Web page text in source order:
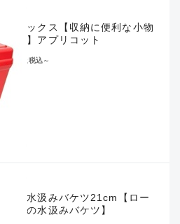
タフボックス【収納に便利な小物
ース】アプリコット
税込～
反転式水汲みバケツ21cm【ロー
プ付きの水汲みバケツ】